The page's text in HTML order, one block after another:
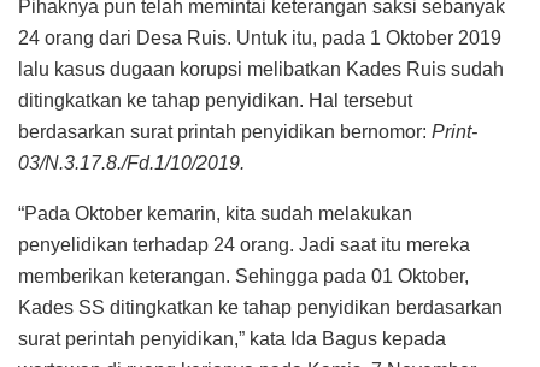
Pihaknya pun telah memintai keterangan saksi sebanyak
24 orang dari Desa Ruis. Untuk itu, pada 1 Oktober 2019
lalu kasus dugaan korupsi melibatkan Kades Ruis sudah
ditingkatkan ke tahap penyidikan. Hal tersebut
berdasarkan surat printah penyidikan bernomor: Print-
03/N.3.17.8./Fd.1/10/2019.
“Pada Oktober kemarin, kita sudah melakukan
penyelidikan terhadap 24 orang. Jadi saat itu mereka
memberikan keterangan. Sehingga pada 01 Oktober,
Kades SS ditingkatkan ke tahap penyidikan berdasarkan
surat perintah penyidikan,” kata Ida Bagus kepada